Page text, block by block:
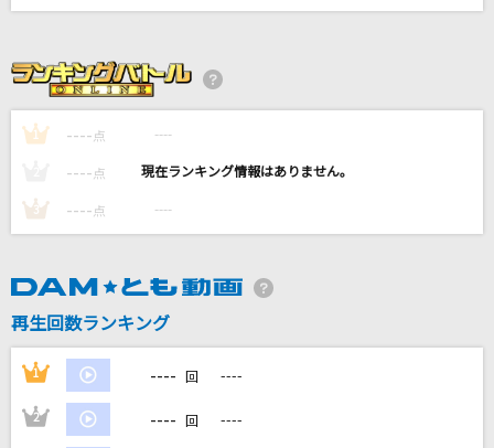
CUTIE STREET
[生音]シュガーソングとビターステップ
UNISON SQUARE GARDEN
シネマ
Ayase feat.初音ミク
[生音]炎
ヴァンパイア
DECO*27
1 ---- 点 ----
---- 点 ----
3 ---- 点 ----
再生回数ランキング
1 ---- 回 ----
2 ---- 回 ----